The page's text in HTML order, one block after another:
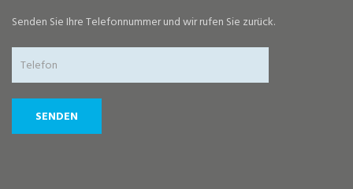
Senden Sie Ihre Telefonnummer und wir rufen Sie zurück.